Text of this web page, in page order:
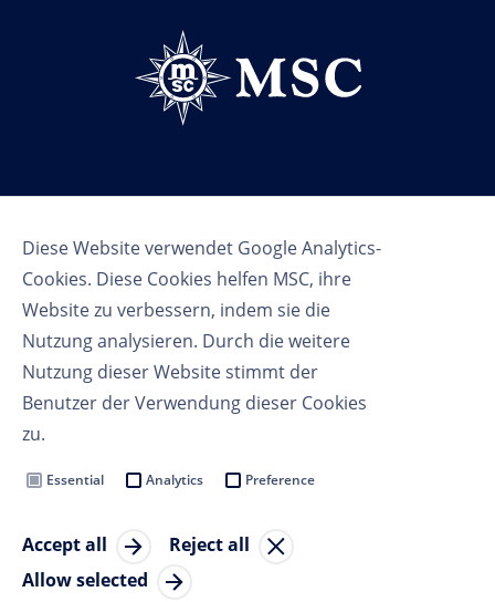
Diese Website verwendet Google Analytics-
Cookies. Diese Cookies helfen MSC, ihre
Website zu verbessern, indem sie die
Nutzung analysieren. Durch die weitere
Nutzung dieser Website stimmt der
Benutzer der Verwendung dieser Cookies
zu.
Essential Analytics Preference
Accept all
Reject all
Allow selected
Follow us
Nutzungsbedingungen
Cookie Settings
© Copyright 2023 MSC Cruises SA